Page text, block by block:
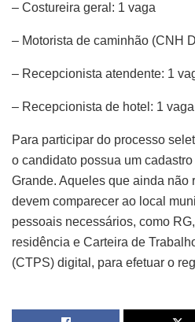
– Costureira geral: 1 vaga
– Motorista de caminhão (CNH
– Recepcionista atendente: 1
– Recepcionista de hotel: 1 vaga
Para participar do processo
o candidato possua um
Grande. Aqueles que ainda não
devem comparecer ao local
pessoais necessários, como
residência e Carteira de
(CTPS) digital, para efetuar o